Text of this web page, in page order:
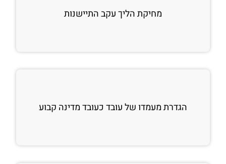
מחיקת הליך עקב התיישנות
הגדרת מעמדו של עובד כעובד מדינה קבוע